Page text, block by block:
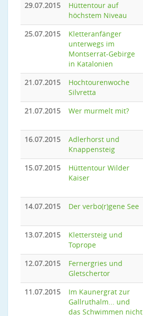
29.07.2015
Hüttentour auf
höchstem Niveau
25.07.2015
Kletteranfänger
unterwegs im
Montserrat-Gebirge
in Katalonien
21.07.2015
Hochtourenwoche
Silvretta
21.07.2015 Wer murmelt mit?
16.07.2015
Adlerhorst und
Knappensteig
15.07.2015
Hüttentour Wilder
Kaiser
14.07.2015 Der verbo(r)gene See
13.07.2015
Klettersteig und
Toprope
12.07.2015
Fernergries und
Gletschertor
11.07.2015
Im Kaunergrat zur
Gallruthalm... und
das Schwimmen nicht